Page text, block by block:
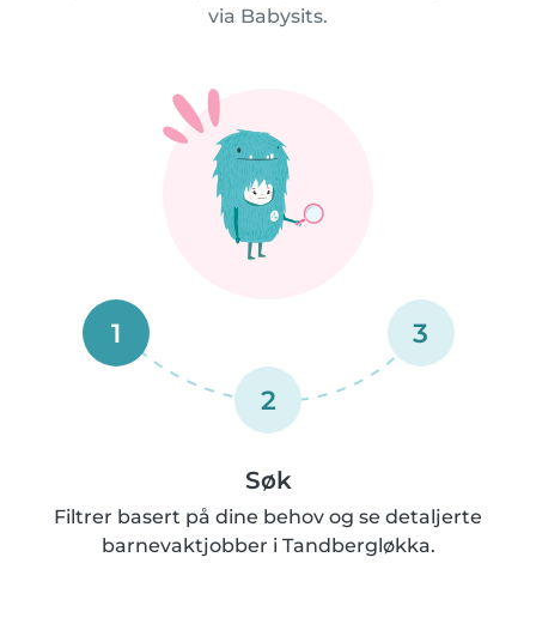
via Babysits.
1
2
3
Søk
Filtrer basert på dine behov og se detaljerte
barnevaktjobber i Tandbergløkka.